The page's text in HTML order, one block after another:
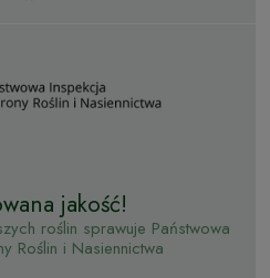
jakość!
roślin sprawuje Państwowa
Roślin i Nasiennictwa